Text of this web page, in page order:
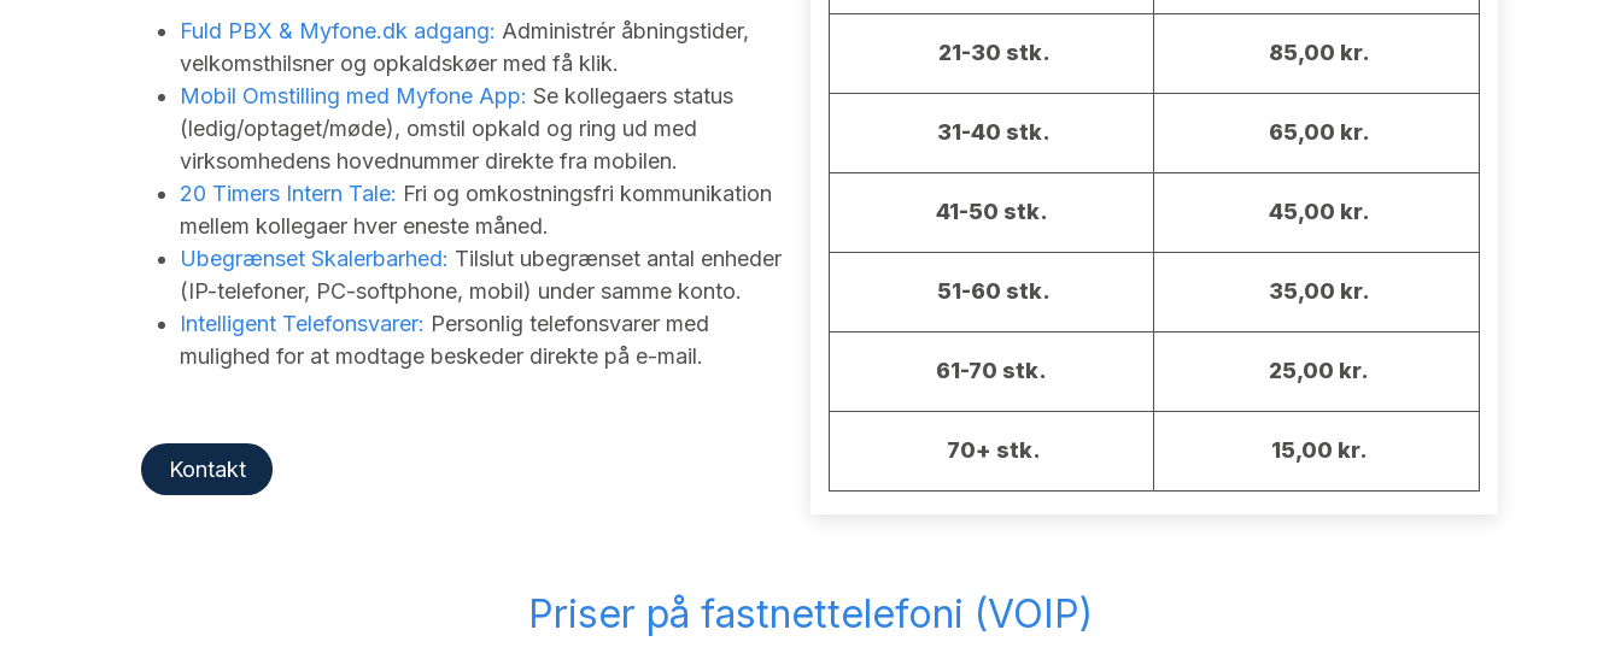
Fuld PBX & Myfone.dk adgang: Administrér åbningstider,
velkomsthilsner og opkaldskøer med få klik.
Mobil Omstilling med Myfone App: Se kollegaers status
(ledig/optaget/møde), omstil opkald og ring ud med
virksomhedens hovednummer direkte fra mobilen.
20 Timers Intern Tale: Fri og omkostningsfri kommunikation
mellem kollegaer hver eneste måned.
Ubegrænset Skalerbarhed: Tilslut ubegrænset antal enheder
(IP-telefoner, PC-softphone, mobil) under samme konto.
Intelligent Telefonsvarer: Personlig telefonsvarer med
mulighed for at modtage beskeder direkte på e-mail.
Kontakt
21-30 stk. 85,00 kr.
31-40 stk. 65,00 kr.
41-50 stk. 45,00 kr.
51-60 stk. 35,00 kr.
61-70 stk. 25,00 kr.
70+ stk. 15,00 kr.
Priser på fastnettelefoni (VOIP)